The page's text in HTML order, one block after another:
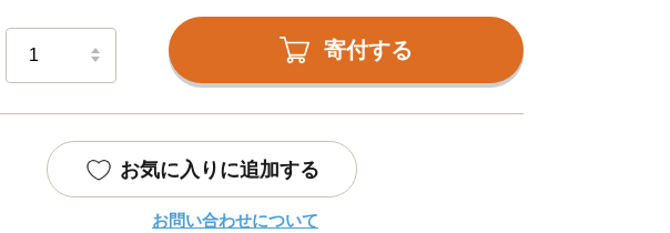
寄付する
お気に入りに追加する
お問い合わせについて